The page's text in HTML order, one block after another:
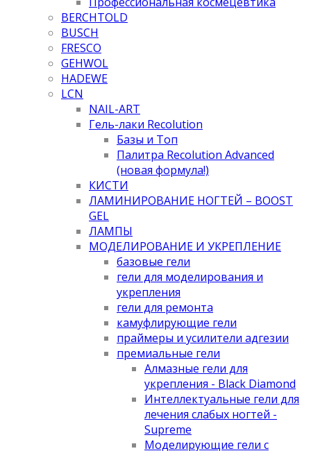
BERCHTOLD
BUSCH
FRESCO
GEHWOL
HADEWE
LCN
NAIL-ART
Гель-лаки Recolution
Базы и Топ
Палитра Recolution Advanced
(новая формула!)
КИСТИ
ЛАМИНИРОВАНИЕ НОГТЕЙ – BOOST
GEL
ЛАМПЫ
МОДЕЛИРОВАНИЕ И УКРЕПЛЕНИЕ
базовые гели
гели для моделирования и
укрепления
гели для ремонта
камуфлирующие гели
праймеры и усилители адгезии
премиальные гели
Алмазные гели для
укрепления - Black Diamond
Интеллектуальные гели для
лечения слабых ногтей -
Supreme
Моделирующие гели с